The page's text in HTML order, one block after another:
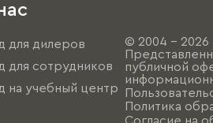
для дилеров
для сотрудников
на учебный центр
© 2004 - 2026
публичной
Политика
Согласие на